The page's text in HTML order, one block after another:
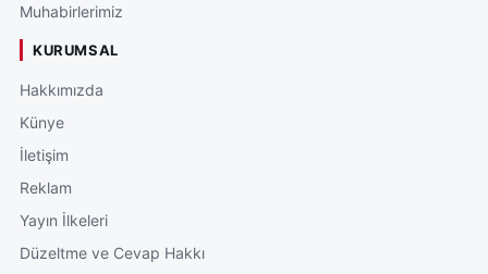
Muhabirlerimiz
KURUMSAL
Hakkımızda
Künye
İletişim
Reklam
Yayın İlkeleri
Düzeltme ve Cevap Hakkı